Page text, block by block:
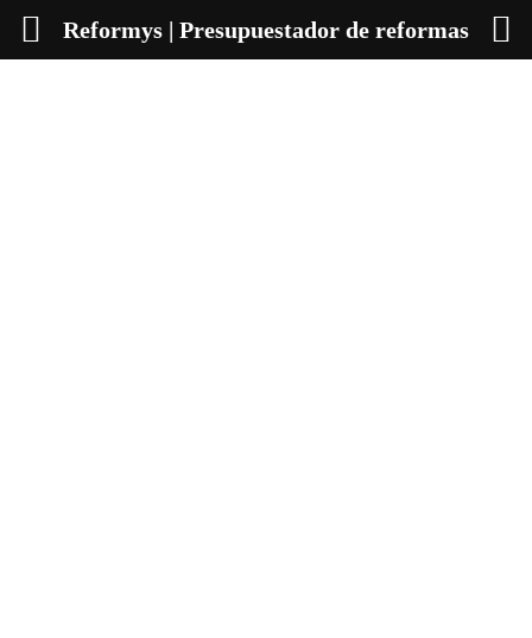
Reformys | Presupuestador de reformas